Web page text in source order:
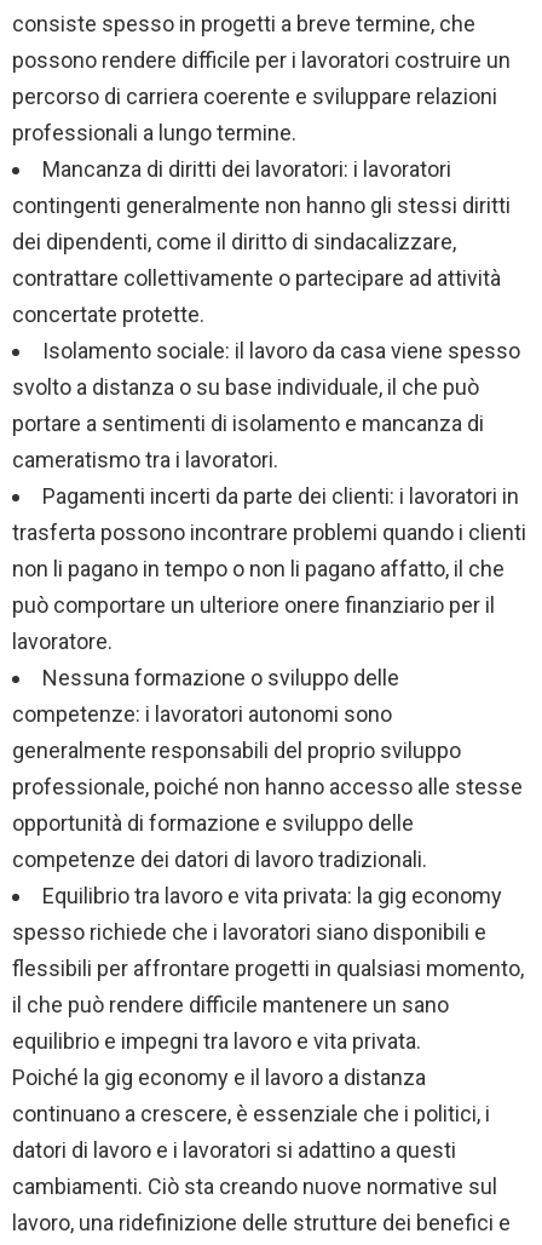
consiste spesso in progetti a breve termine, che
possono rendere difficile per i lavoratori costruire un
percorso di carriera coerente e sviluppare relazioni
professionali a lungo termine.
Mancanza di diritti dei lavoratori: i lavoratori
contingenti generalmente non hanno gli stessi diritti
dei dipendenti, come il diritto di sindacalizzare,
contrattare collettivamente o partecipare ad attività
concertate protette.
Isolamento sociale: il lavoro da casa viene spesso
svolto a distanza o su base individuale, il che può
portare a sentimenti di isolamento e mancanza di
cameratismo tra i lavoratori.
Pagamenti incerti da parte dei clienti: i lavoratori in
trasferta possono incontrare problemi quando i clienti
non li pagano in tempo o non li pagano affatto, il che
può comportare un ulteriore onere finanziario per il
lavoratore.
Nessuna formazione o sviluppo delle
competenze: i lavoratori autonomi sono
generalmente responsabili del proprio sviluppo
professionale, poiché non hanno accesso alle stesse
opportunità di formazione e sviluppo delle
competenze dei datori di lavoro tradizionali.
Equilibrio tra lavoro e vita privata: la gig economy
spesso richiede che i lavoratori siano disponibili e
flessibili per affrontare progetti in qualsiasi momento,
il che può rendere difficile mantenere un sano
equilibrio e impegni tra lavoro e vita privata.
Poiché la gig economy e il lavoro a distanza
continuano a crescere, è essenziale che i politici, i
datori di lavoro e i lavoratori si adattino a questi
cambiamenti. Ciò sta creando nuove normative sul
lavoro, una ridefinizione delle strutture dei benefici e